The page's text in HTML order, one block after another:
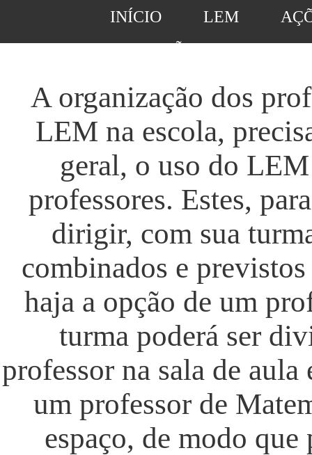
INÍCIO LEM
SUGESTÕES DE
A organização dos
LEM na escola,
geral, o uso do
professores. Estes,
dirigir, com sua
combinados e
haja a opção de um
turma poderá ser
professor na sala de
um professor de
espaço, de modo que